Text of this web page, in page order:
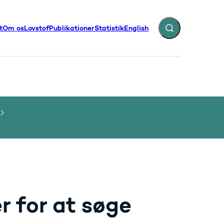
Om osLovstofPublikationerStatistikEnglish Fold søgefelt ud
- Flere links
for at søge